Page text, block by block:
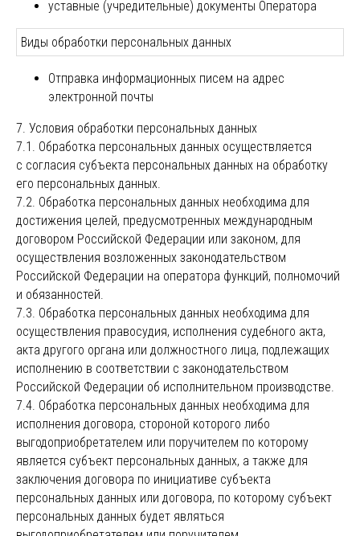
уставные (учредительные) документы Оператора
Виды обработки персональных данных
Отправка информационных писем на адрес
электронной почты
7. Условия обработки персональных данных
7.1. Обработка персональных данных осуществляется
с согласия субъекта персональных данных на обработку
его персональных данных.
7.2. Обработка персональных данных необходима для
достижения целей, предусмотренных международным
договором Российской Федерации или законом, для
осуществления возложенных законодательством
Российской Федерации на оператора функций, полномочий
и обязанностей.
7.3. Обработка персональных данных необходима для
осуществления правосудия, исполнения судебного акта,
акта другого органа или должностного лица, подлежащих
исполнению в соответствии с законодательством
Российской Федерации об исполнительном производстве.
7.4. Обработка персональных данных необходима для
исполнения договора, стороной которого либо
выгодоприобретателем или поручителем по которому
является субъект персональных данных, а также для
заключения договора по инициативе субъекта
персональных данных или договора, по которому субъект
персональных данных будет являться